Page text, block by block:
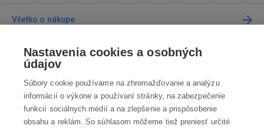
Všetko o nákupe
Predajne
Kontakt
Kontaktujte nás
Nastavenia cookies a osobných
údajov
Súbory cookie používame na zhromažďovanie a analýzu
informácií o výkone a používaní stránky, na zabezpečenie
funkcií sociálnych médií a na zlepšenie a prispôsobenie
obsahu a reklám. So súhlasom môžeme tiež preniesť určité